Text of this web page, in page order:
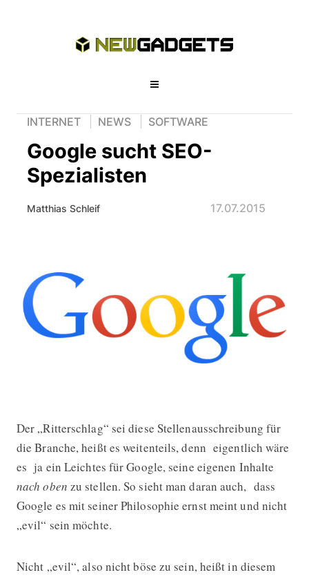
INTERNET NEWS SOFTWARE
Google sucht SEO-
Spezialisten
Matthias Schleif 17.07.2015
Google sucht SEO-Spezialisten
Der „Ritterschlag“ sei diese Stellenausschreibung für
die Branche, heißt es weitenteils, denn eigentlich wäre
es ja ein Leichtes für Google, seine eigenen Inhalte
nach oben zu stellen. So sieht man daran auch, dass
Google es mit seiner Philosophie ernst meint und nicht
„evil“ sein möchte.
Nicht „evil“, also nicht böse zu sein, heißt in diesem